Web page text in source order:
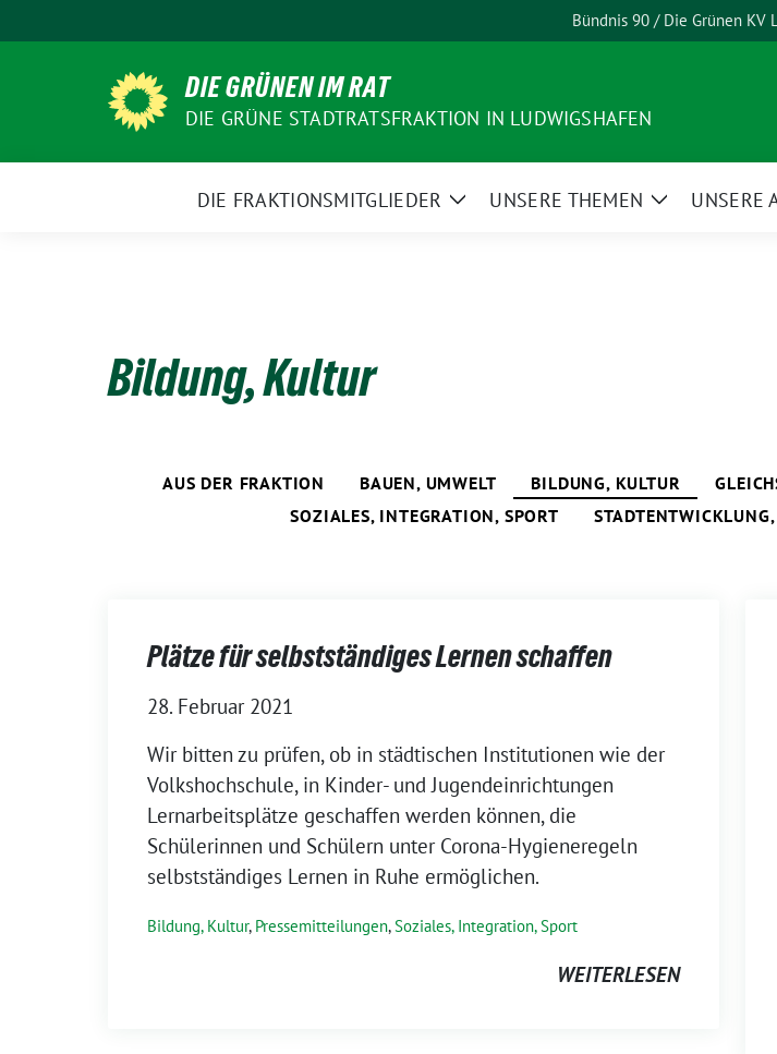
zum
Bündnis 90 / Die Grünen KV
DIE GRÜNEN IM RAT
DIE GRÜNE STADTRATSFRAKTION IN LUDWIGSHAFEN
DIE FRAKTIONSMITGLIEDER
ZeigeUNSERE THEMEN
ZeigeUNSERE
Bildung, Kultur
AUS DER FRAKTION BAUEN, UMWELT BILDUNG, KULTUR
SOZIALES, INTEGRATION, SPORT
Plätze für selbstständiges Lernen schaffen
28. Februar 2021
Wir bitten zu prüfen, ob in städtischen Institutionen wie der
Volkshochschule, in Kinder- und Jugendeinrichtungen
Lernarbeitsplätze geschaffen werden können, die
Schülerinnen und Schülern unter Corona-Hygieneregeln
selbstständiges Lernen in Ruhe ermöglichen.
Bildung, Kultur, Pressemitteilungen,Soziales, Integration, Sport
WEITERLESEN